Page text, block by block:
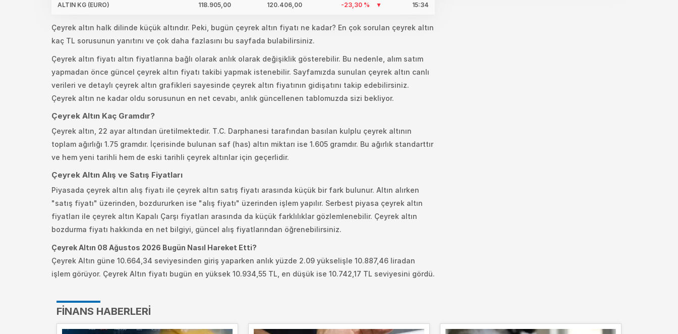
ALTIN KG (EURO) 118.905,00 120.406,00 -23,30 % 15:34
Çeyrek altın halk dilinde küçük altındır. Peki, bugün çeyrek altın fiyatı ne kadar? En çok sorulan çeyrek altın
kaç TL sorusunun yanıtını ve çok daha fazlasını bu sayfada bulabilirsiniz.
Çeyrek altın fiyatı altın fiyatlarına bağlı olarak anlık olarak değişiklik gösterebilir. Bu nedenle, alım satım
yapmadan önce güncel çeyrek altın fiyatı takibi yapmak istenebilir. Sayfamızda sunulan çeyrek altın canlı
verileri ve detaylı çeyrek altın grafikleri sayesinde çeyrek altın fiyatının gidişatını takip edebilirsiniz.
Çeyrek altın ne kadar oldu sorusunun en net cevabı, anlık güncellenen tablomuzda sizi bekliyor.
Çeyrek Altın Kaç Gramdır?
Çeyrek altın, 22 ayar altından üretilmektedir. T.C. Darphanesi tarafından basılan kulplu çeyrek altının
toplam ağırlığı 1.75 gramdır. İçerisinde bulunan saf (has) altın miktarı ise 1.605 gramdır. Bu ağırlık standarttır
ve hem yeni tarihli hem de eski tarihli çeyrek altınlar için geçerlidir.
Çeyrek Altın Alış ve Satış Fiyatları
Piyasada çeyrek altın alış fiyatı ile çeyrek altın satış fiyatı arasında küçük bir fark bulunur. Altın alırken
"satış fiyatı" üzerinden, bozdururken ise "alış fiyatı" üzerinden işlem yapılır. Serbest piyasa çeyrek altın
fiyatları ile çeyrek altın Kapalı Çarşı fiyatları arasında da küçük farklılıklar gözlemlenebilir. Çeyrek altın
bozdurma fiyatı hakkında en net bilgiyi, güncel alış fiyatlarından öğrenebilirsiniz.
Çeyrek Altın 08 Ağustos 2026 Bugün Nasıl Hareket Etti?
Çeyrek Altın güne 10.664,34 seviyesinden giriş yaparken anlık yüzde 2.09 yükselişle 10.887,46 liradan
işlem görüyor. Çeyrek Altın fiyatı bugün en yüksek 10.934,55 TL, en düşük ise 10.742,17 TL seviyesini gördü.
FINANS HABERLERI